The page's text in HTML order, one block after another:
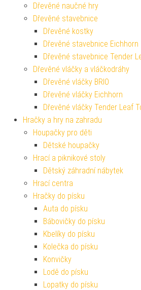
Dřevěné naučné hry
Dřevěné stavebnice
Dřevěné kostky
Dřevěné stavebnice Eichhorn
Dřevěné stavebnice Tender
Dřevěné vláčky a vláčkodráhy
Dřevěné vláčky BRIO
Dřevěné vláčky Eichhorn
Dřevěné vláčky Tender Leaf
Hračky a hry na zahradu
Houpačky pro děti
Dětské houpačky
Hrací a piknikové stoly
Dětský záhradní nábytek
Hrací centra
Hračky do písku
Auta do písku
Bábovičky do písku
Kbelíky do písku
Kolečka do písku
Konvičky
Lodě do písku
Lopatky do písku